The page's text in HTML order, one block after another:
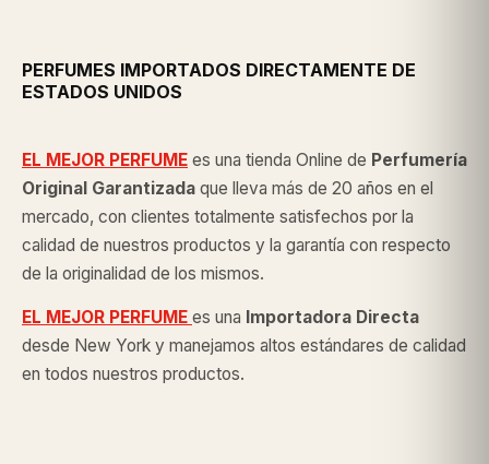
PERFUMES IMPORTADOS DIRECTAMENTE DE
ESTADOS UNIDOS
EL MEJOR PERFUME es una tienda Online de Perfumería
Original Garantizada que lleva más de 20 años en el
mercado, con clientes totalmente satisfechos por la
calidad de nuestros productos y la garantía con respecto
de la originalidad de los mismos.
EL MEJOR PERFUME es una Importadora Directa
desde New York y manejamos altos estándares de calidad
en todos nuestros productos.